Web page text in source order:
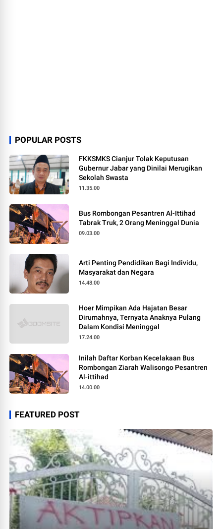
POPULAR POSTS
FKKSMKS Cianjur Tolak Keputusan
Gubernur Jabar yang Dinilai Merugikan
Sekolah Swasta
11.35.00
Bus Rombongan Pesantren Al-Ittihad
Tabrak Truk, 2 Orang Meninggal Dunia
09.03.00
Arti Penting Pendidikan Bagi Individu,
Masyarakat dan Negara
14.48.00
Hoer Mimpikan Ada Hajatan Besar
Dirumahnya, Ternyata Anaknya Pulang
Dalam Kondisi Meninggal
17.24.00
Inilah Daftar Korban Kecelakaan Bus
Rombongan Ziarah Walisongo Pesantren
Al-ittihad
14.00.00
FEATURED POST